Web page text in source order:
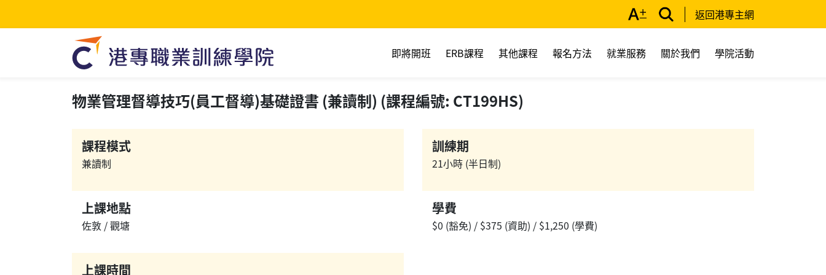
返回港專主網
即將開班 ERB課程 其他課程 報名方法 就業服務 關於我們 學院活動
物業管理督導技巧(員工督導)基礎證書 (兼讀制) (課程編號: CT199HS)
課程模式
兼讀制
訓練期
21小時 (半日制)
上課地點
佐敦 / 觀塘
學費
$0 (豁免) / $375 (資助) / $1,250 (學費)
上課時間